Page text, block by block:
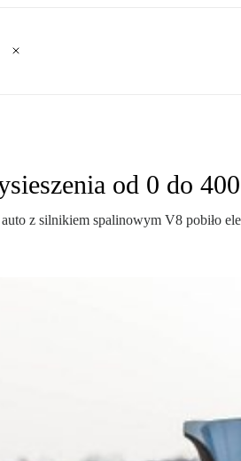
od 0 do
z silnikiem spalinowym V8 pobiło